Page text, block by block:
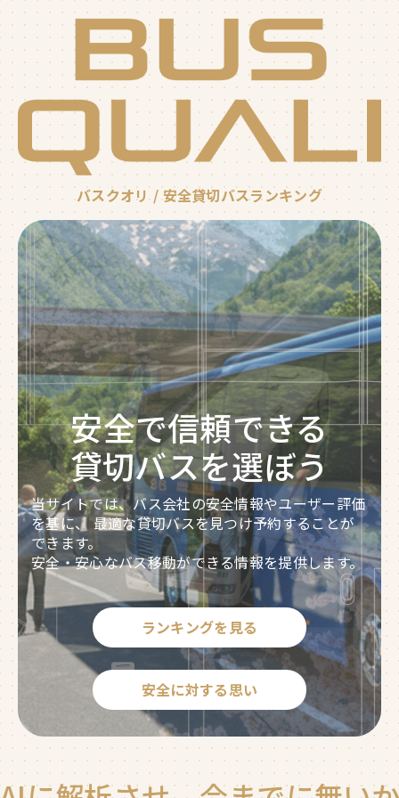
バスクオリ / 安全貸切バスランキング
安全で信頼できる
貸切バスを選ぼう
当サイトでは、バス会社の安全情報やユーザー評価
を基に、最適な貸切バスを見つけ予約することが
できます。
安全・安心なバス移動ができる情報を提供します。
ランキングを見る
安全に対する思い